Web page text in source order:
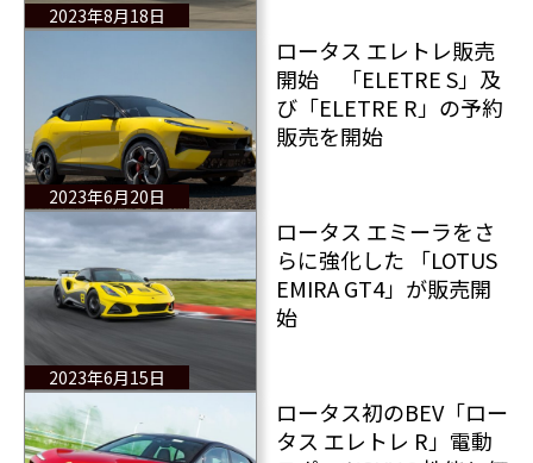
2023年8月18日
2023年6月20日
ロータス エレトレ販売
開始 「ELETRE S」及
び「ELETRE R」の予約
販売を開始
2023年6月15日
ロータス エミーラをさ
らに強化した 「LOTUS
EMIRA GT4」が販売開
始
ロータス初のBEV「ロー
タス エレトレ R」電動